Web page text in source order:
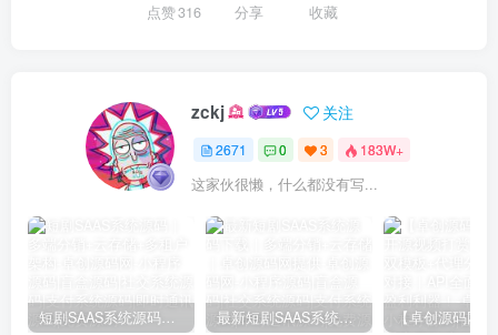
点赞316 分享 收藏
zckj 关注
2671 0 3 183W+
这家伙很懒，什么都没有写...
短剧SAAS系统源码｜多端分销+云存储+多租户架构 最新短剧SAAS系统源码下载｜多端分销+云存储｜卓创源码网提供